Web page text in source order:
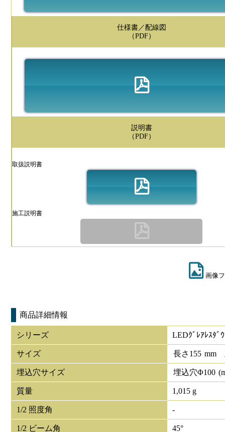
仕様書／配線図
（PDF）
説明書
（PDF）
取扱説明書
施工説明書
画像
商品詳細情報
シリーズ LEDｸﾞﾚｱﾚｽﾀﾞ
サイズ 長さ 155 mm
埋込穴サイズ 埋込穴Φ100
質量 1,015 g
1/2 照度角 -
1/2 ビーム角 45°